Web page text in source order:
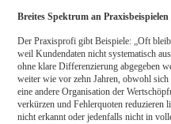
Breites Spektrum an Praxisbeispielen
Der Praxisprofi gibt Beispiele: „Oft
weil Kundendaten nicht systematisch
ohne klare Differenzierung abgegeben
weiter wie vor zehn Jahren, obwohl
eine andere Organisation der
verkürzen und Fehlerquoten reduzieren
nicht erkannt oder jedenfalls nicht in